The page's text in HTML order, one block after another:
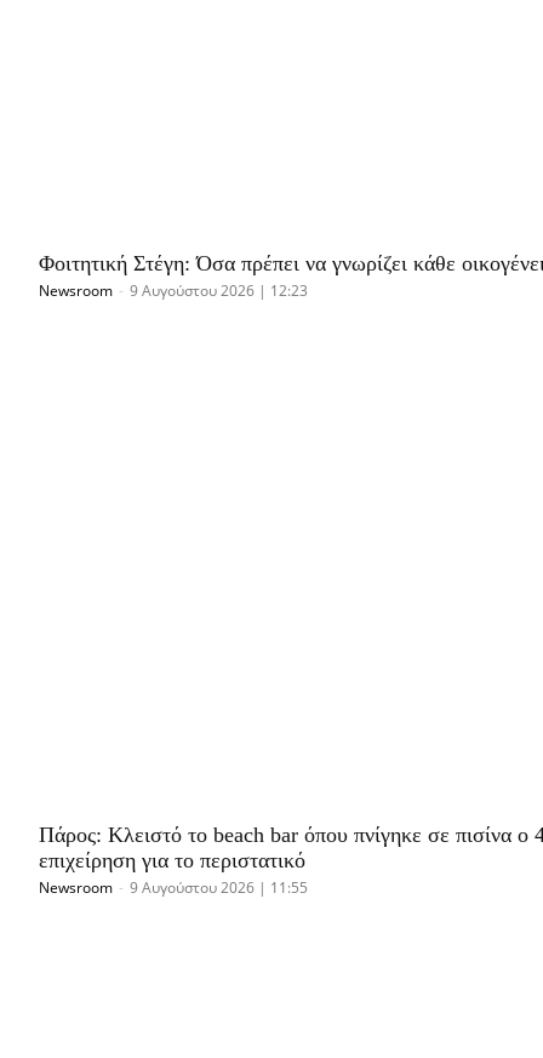
Φοιτητική Στέγη: Όσα πρέπει να γνωρίζει κάθε
Newsroom - 9 Αυγούστου 2026 | 12:23
Πάρος: Κλειστό το beach bar όπου πνίγηκε σε πισίνα ο
επιχείρηση για το περιστατικό
Newsroom - 9 Αυγούστου 2026 | 11:55